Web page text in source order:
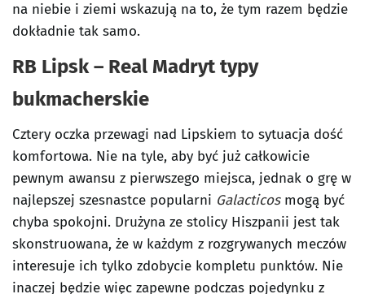
na niebie i ziemi wskazują na to, że tym razem będzie
dokładnie tak samo.
RB Lipsk – Real Madryttypy
bukmacherskie
Cztery oczka przewagi nad Lipskiem to sytuacja dość
komfortowa. Nie na tyle, aby być już całkowicie
pewnym awansu z pierwszego miejsca, jednak o grę w
najlepszej szesnastce popularni Galacticosmogą być
chyba spokojni. Drużyna ze stolicy Hiszpanii jest tak
skonstruowana, że w każdym z rozgrywanych meczów
interesuje ich tylko zdobycie kompletu punktów. Nie
inaczej będzie więc zapewne podczas pojedynku z